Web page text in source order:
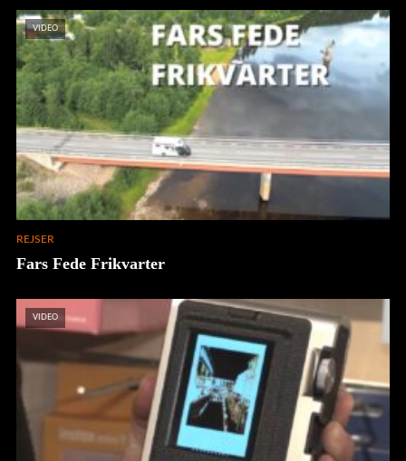
VIDEO
REJSER
Fars Fede Frikvarter
VIDEO